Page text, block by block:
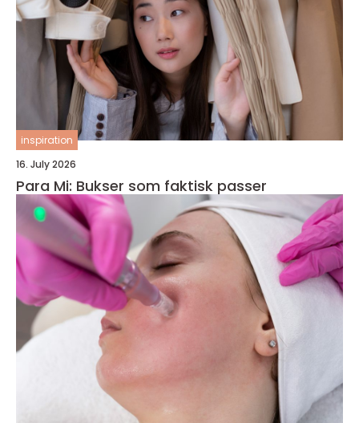
inspiration
16. July 2026
Para Mi: Bukser som faktisk passer